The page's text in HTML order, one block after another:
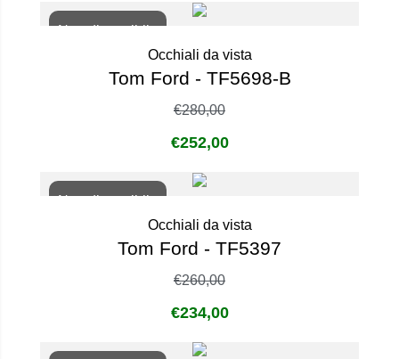
Non disponibile
Occhiali da vista
Tom Ford - TF5698-B
€280,00
€252,00
Non disponibile
Occhiali da vista
Tom Ford - TF5397
€260,00
€234,00